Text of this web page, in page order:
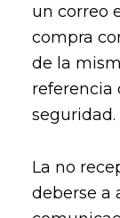
un correo
compra
de la
referencia
seguridad.
La no
deberse a